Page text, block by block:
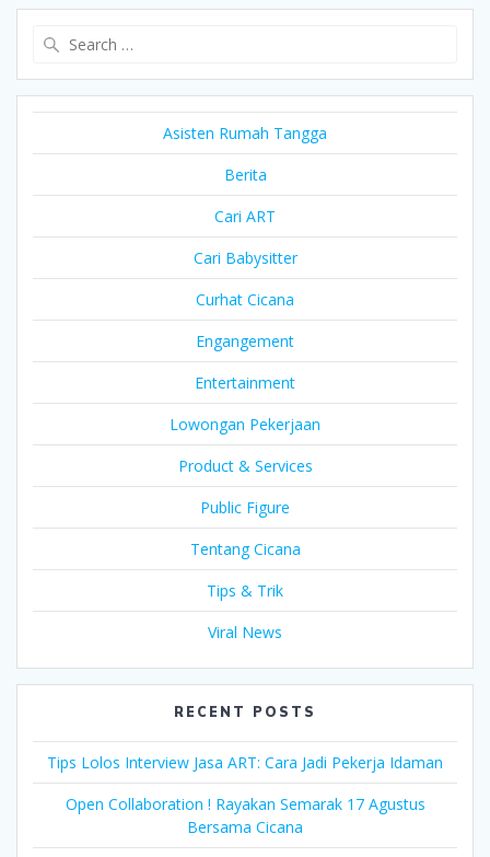
Asisten Rumah Tangga
Berita
Cari ART
Cari Babysitter
Curhat Cicana
Engangement
Entertainment
Lowongan Pekerjaan
Product & Services
Public Figure
Tentang Cicana
Tips & Trik
Viral News
RECENT POSTS
Tips Lolos Interview Jasa ART: Cara Jadi Pekerja Idaman
Open Collaboration ! Rayakan Semarak 17 Agustus
Bersama Cicana